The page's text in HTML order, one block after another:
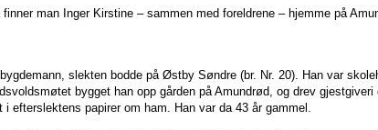
man Inger Kirstine – sammen med foreldrene – hjemme på
slekten bodde på Østby Søndre (br. Nr. 20). Han var
bygget han opp gården på Amundrød, og drev
efterslektens papirer om ham. Han var da 43 år gammel.